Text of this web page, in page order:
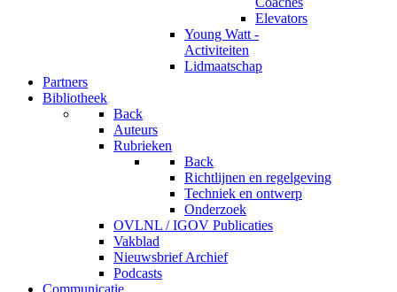
Elevators
Young Watt -
Activiteiten
Lidmaatschap
Partners
Bibliotheek
Back
Auteurs
Rubrieken
Back
Richtlijnen en regelgeving
Techniek en ontwerp
Onderzoek
OVLNL / IGOV Publicaties
Vakblad
Nieuwsbrief Archief
Podcasts
Communicatie